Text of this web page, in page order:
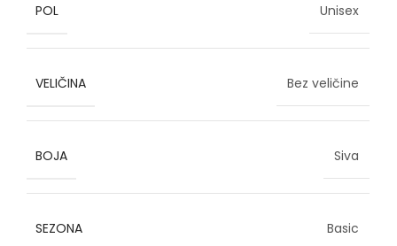
POL Unisex
VELIČINA Bez veličine
BOJA Siva
SEZONA Basic